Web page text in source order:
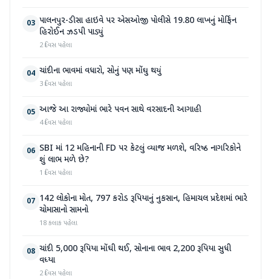
03 પાલનપુર-ડીસા હાઇવે પર એસઓજી પોલીસે 19.80 લાખનું મોર્ફિન
હિરોઈન ઝડપી પાડ્યું
2 દિવસ પહેલા
04 ચાંદીના ભાવમાં વધારો, સોનું પણ મોંઘુ થયું
3 દિવસ પહેલા
05 આજે આ રાજ્યોમાં ભારે પવન સાથે વરસાદની આગાહી
4 દિવસ પહેલા
06 SBI માં 12 મહિનાની FD પર કેટલું વ્યાજ મળશે, વરિષ્ઠ નાગરિકોને
શું લાભ મળે છે?
1 દિવસ પહેલા
07 142 લોકોના મોત, 797 કરોડ રૂપિયાનું નુકસાન, હિમાચલ પ્રદેશમાં ભારે
ચોમાસાનો સામનો
18 કલાક પહેલા
08 ચાંદી 5,000 રૂપિયા મોંઘી થઈ, સોનાના ભાવ 2,200 રૂપિયા સુધી
વધ્યા
2 દિવસ પહેલા